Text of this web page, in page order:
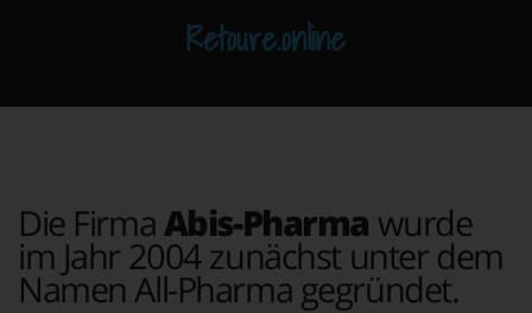
Retoure.online
Die Firma Abis-Pharma wurde
im Jahr 2004 zunächst unter dem
Namen All-Pharma gegründet.